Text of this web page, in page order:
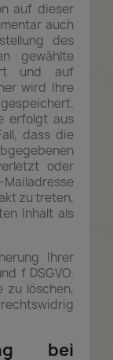
auf dieser
auch
des
gewählte
und auf
wird Ihre
erfolgt aus
dass die
oder
Mailadresse
zu treten,
Inhalt als
Ihrer
f DSGVO.
zu löschen,
bei